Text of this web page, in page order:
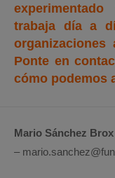
trabaja día a
organizaciones
Ponte en
cómo podemos
Mario Sánchez Brox
–